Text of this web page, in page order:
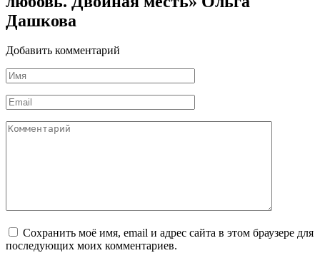
Дашкова
Добавить комментарий
Имя
*
Email
*
Комментарий
Сохранить моё имя, email и адрес сайта в этом браузере для
последующих моих комментариев.